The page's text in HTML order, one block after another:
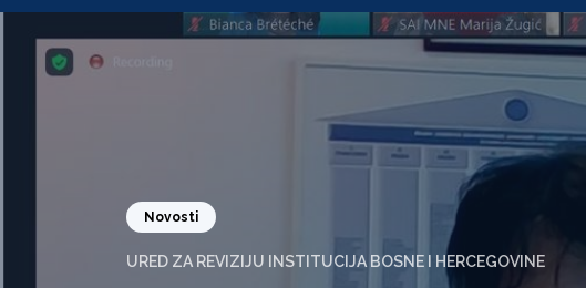
Novosti
URED ZA REVIZIJU INSTITUCIJA BOSNE I HERCEGOVINE